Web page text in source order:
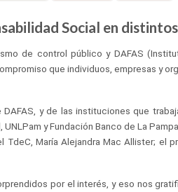
Social en
de control público y DAFAS
que individuos, empresas y
y de las instituciones que
y Fundación Banco de La Pampa.
María Alejandra Mac Allister; el
por el interés, y eso nos